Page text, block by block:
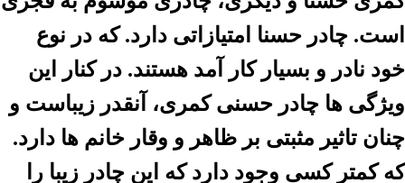
است. چادر حسنا امتیازاتی دارد. که در نوع
خود نادر و بسیار کار آمد هستند. در کنار این
ویژگی ها چادر حسنی کمری، آنقدر زیباست و
چنان تاثیر مثبتی بر ظاهر و وقار خانم ها دارد.
که کمتر کسی وجود دارد که این چادر زیبا را